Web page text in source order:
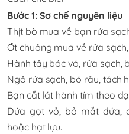
Bước 1: Sơ chế nguyên liệu
Thịt bò mua về bạn rửa
Ớt chuông mua về rửa
Hành tây bóc vỏ, rửa sạch,
Ngô rửa sạch, bỏ râu, tách
Bạn cắt lát hành tím theo
Dứa gọt vỏ, bỏ mắt dứa,
hoặc hạt lựu.